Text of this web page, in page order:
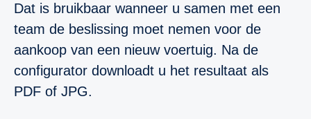
Dat is bruikbaar wanneer u samen met een
team de beslissing moet nemen voor de
aankoop van een nieuw voertuig. Na de
configurator downloadt u het resultaat als
PDF of JPG.